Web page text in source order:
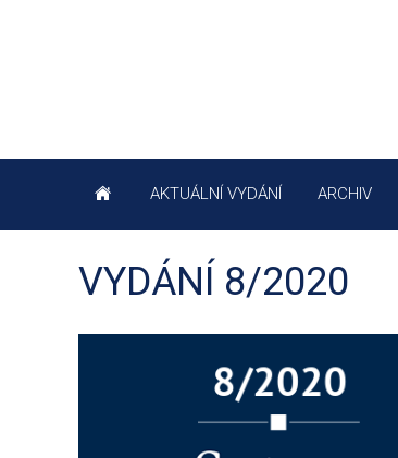
AKTUÁLNÍ VYDÁNÍ ARCHIV
VYDÁNÍ 8/2020